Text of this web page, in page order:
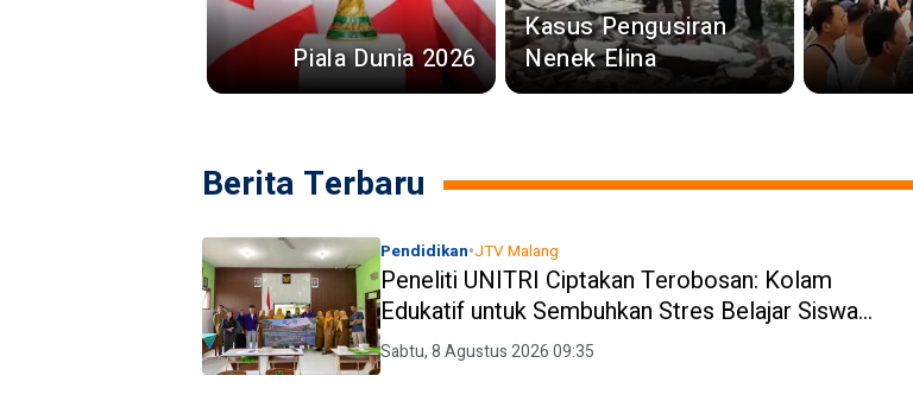
Piala Dunia 2026
Kasus Pengusiran
Nenek Elina
Berita Terbaru
Pendidikan•JTV Malang
Peneliti UNITRI Ciptakan Terobosan: Kolam
Edukatif untuk Sembuhkan Stres Belajar Siswa
SD
Sabtu, 8 Agustus 2026 09:35